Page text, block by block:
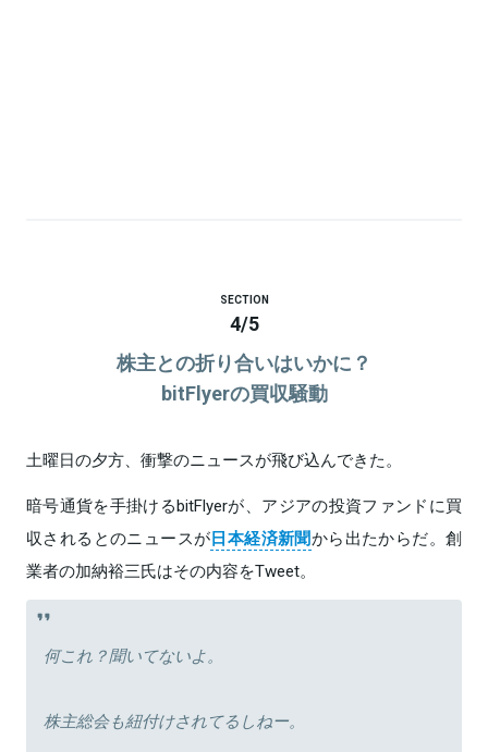
SECTION
4/5
株主との折り合いはいかに？
bitFlyerの買収騒動
土曜日の夕方、衝撃のニュースが飛び込んできた。
暗号通貨を手掛けるbitFlyerが、アジアの投資ファンドに買
収されるとのニュースが日本経済新聞から出たからだ。創
業者の加納裕三氏はその内容をTweet。
何これ？聞いてないよ。
株主総会も紐付けされてるしねー。